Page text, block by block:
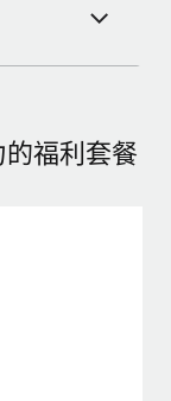
福利套餐